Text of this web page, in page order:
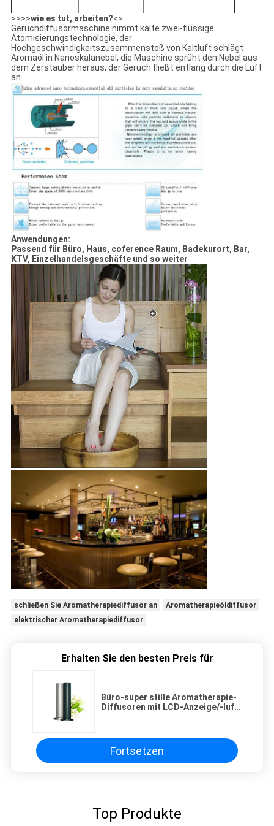
>>>>wie es tut, arbeiten?<>
Geruchdiffusormaschine nimmt kalte zwei-flüssige
Atomisierungstechnologie, der
Hochgeschwindigkeitszusammenstoß von Kaltluft schlägt
Aromaöl in Nanoskalanebel, die Maschine sprüht den Nebel aus
dem Zerstäuber heraus, der Geruch fließt entlang durch die Luft
an.
Anwendungen:
Passend für Büro, Haus, coference Raum, Badekurort, Bar,
KTV, Einzelhandelsgeschäfte und so weiter
schließen Sie Aromatherapiediffusor an
Aromatherapieöldiffusor
elektrischer Aromatherapiediffusor
Erhalten Sie den besten Preis für
Büro-super stille Aromatherapie-
Diffusoren mit LCD-Anzeige/-luft-
Fortsetzen
Top Produkte